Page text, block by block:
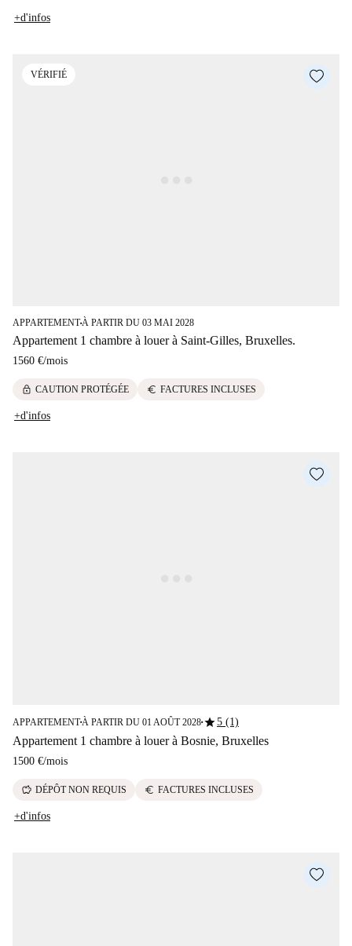
+d'infos
VÉRIFIÉ
APPARTEMENT■À PARTIR DU 03 MAI 2028
Appartement 1 chambre à louer à Saint-Gilles, Bruxelles.
1560 €/mois
lock CAUTION PROTÉGÉE euro FACTURES INCLUSES
+d'infos
APPARTEMENT■À PARTIR DU 01 AOÛT 2028■star5 (1)
Appartement 1 chambre à louer à Bosnie, Bruxelles
1500 €/mois
savings DÉPÔT NON REQUIS euro FACTURES INCLUSES
+d'infos